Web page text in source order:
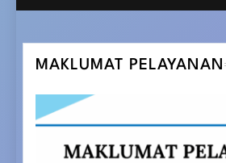
MAKLUMAT PELAYANAN